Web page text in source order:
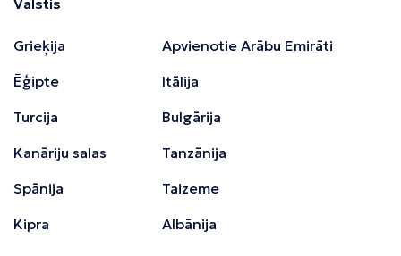
Grieķija
Ēģipte
Turcija
Kanāriju salas
Spānija
Kipra
Apvienotie Arābu Emirāti
Itālija
Bulgārija
Tanzānija
Taizeme
Albānija